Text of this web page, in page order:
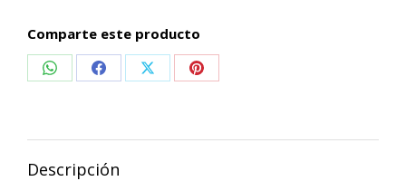
SPF65+
Neutro
X60ML
Comparte este producto
Compartir
WhatsApp
Compartir
Facebook
Compartir
X
Compartir
Pinterest
Descripción